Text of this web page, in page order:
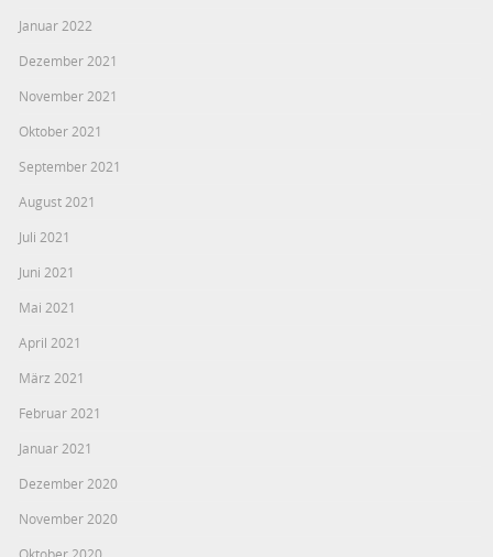
Januar 2022
Dezember 2021
November 2021
Oktober 2021
September 2021
August 2021
Juli 2021
Juni 2021
Mai 2021
April 2021
März 2021
Februar 2021
Januar 2021
Dezember 2020
November 2020